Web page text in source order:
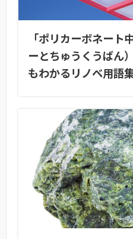
「ポリカーボネート
ーとちゅうくうばん
もわかるリノベ用語